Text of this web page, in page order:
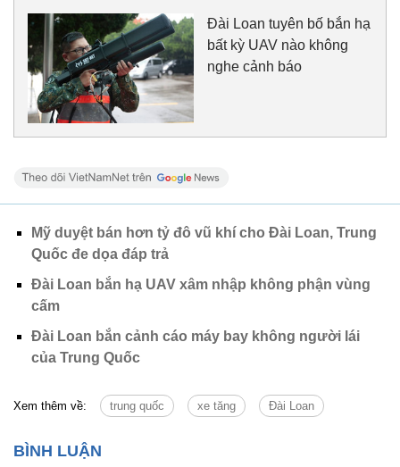
Đài Loan tuyên bố bắn hạ
bất kỳ UAV nào không
nghe cảnh báo
Mỹ duyệt bán hơn tỷ đô vũ khí cho Đài Loan, Trung
Quốc đe dọa đáp trả
Đài Loan bắn hạ UAV xâm nhập không phận vùng
cấm
Đài Loan bắn cảnh cáo máy bay không người lái
của Trung Quốc
Xem thêm về: trung quốc xe tăng Đài Loan